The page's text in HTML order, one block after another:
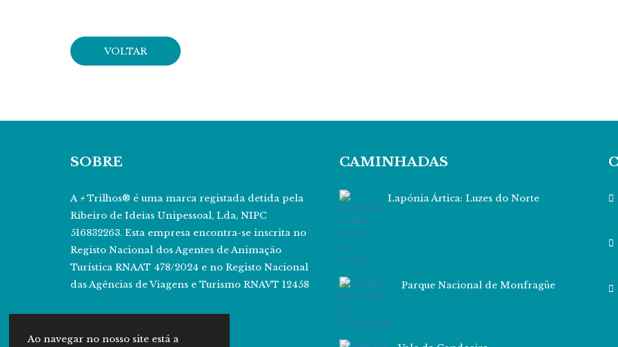
Ao navegar no nosso site está a
VOLTAR
SOBRE
A+Trilhos® é uma marca registada detida pela
Ribeiro de Ideias Unipessoal, Lda, NIPC
516832263. Esta empresa encontra-se inscrita no
Registo Nacional dos Agentes de Animação
Turística RNAAT 478/2024 e no Registo Nacional
das Agências de Viagens e Turismo RNAVT 12458
CAMINHADAS
Lapónia Ártica: Luzes do Norte
Parque Nacional de Monfragüe